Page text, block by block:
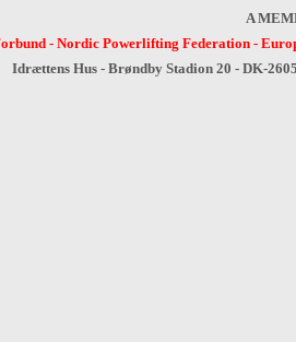
A
- Nordic Powerlifting Federation-
Idrættens Hus - Brøndby Stadion 20 - DK-